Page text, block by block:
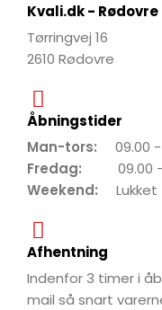
Kvali.dk - Rødovre
Tørringvej 16
2610 Rødovre
Åbningstider
Man-tors: 09.00 -
Fredag: 09.00
Weekend: Lukket
Afhentning
Indenfor 3 timer i
mail så snart